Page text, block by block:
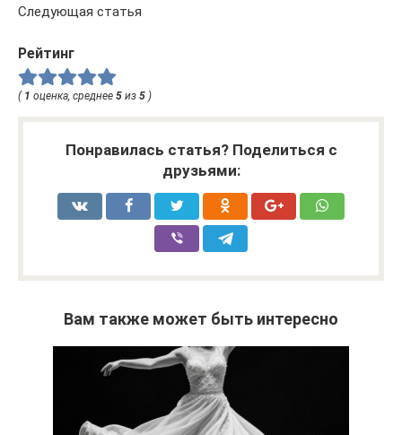
Следующая статья
Рейтинг
( 1 оценка, среднее 5 из 5 )
Понравилась статья? Поделиться с
друзьями:
Вам также может быть интересно